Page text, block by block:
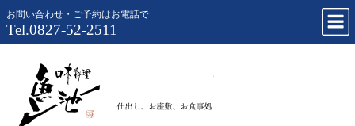
お問い合わせ・ご予約はお電話で
Tel.0827-52-2511